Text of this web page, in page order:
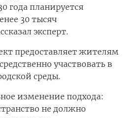
года планируется
30 тысяч
эксперт.
предоставляет жителям
участвовать в
среды.
изменение подхода:
не должно